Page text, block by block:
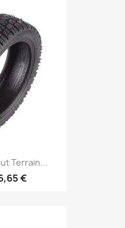
Terrain...
€